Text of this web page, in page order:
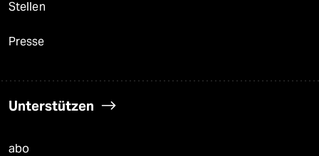
Stellen
Presse
Unterstützen
abo